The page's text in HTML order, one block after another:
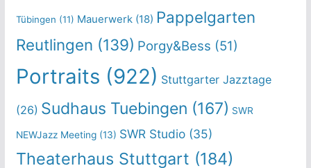
Tübingen (11) Mauerwerk(18) Pappelgarten
Reutlingen (139) Porgy&Bess (51)
Portraits (922) Stuttgarter Jazztage
(26) Sudhaus Tuebingen (167) SWR
NEWJazz Meeting(13) SWR Studio(35)
Theaterhaus Stuttgart (184)